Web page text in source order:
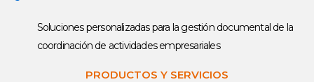
Soluciones personalizadas para la gestión documental de la
coordinación de actividades empresariales
PRODUCTOS Y SERVICIOS